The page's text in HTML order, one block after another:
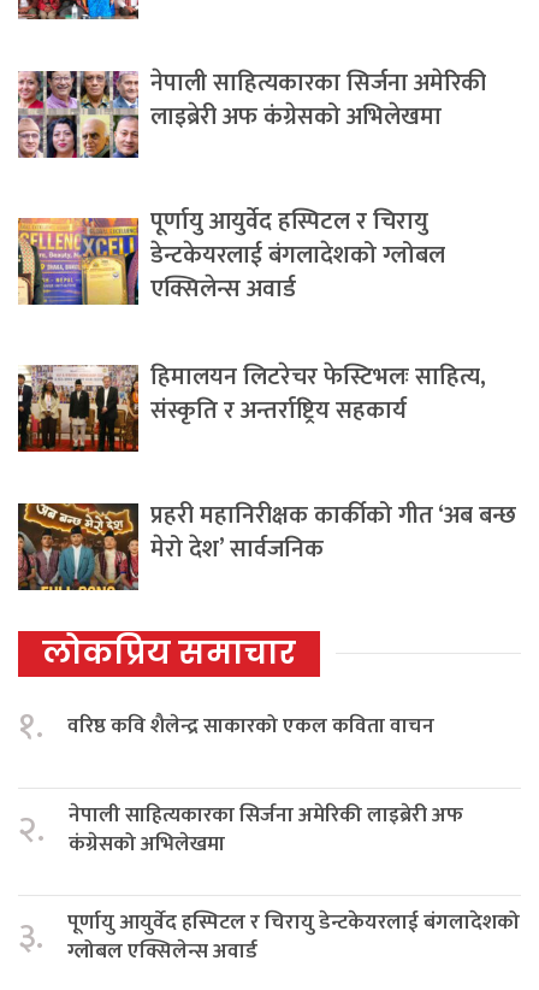
नेपाली साहित्यकारका सिर्जना अमेरिकी
लाइब्रेरी अफ कंग्रेसको अभिलेखमा
पूर्णायु आयुर्वेद हस्पिटल र चिरायु
डेन्टकेयरलाई बंगलादेशको ग्लोबल
एक्सिलेन्स अवार्ड
हिमालयन लिटरेचर फेस्टिभलः साहित्य,
संस्कृति र अन्तर्राष्ट्रिय सहकार्य
प्रहरी महानिरीक्षक कार्कीको गीत ‘अब बन्छ
मेरो देश’ सार्वजनिक
लोकप्रिय समाचार
१. वरिष्ठ कवि शैलेन्द्र साकारको एकल कविता वाचन
२.
नेपाली साहित्यकारका सिर्जना अमेरिकी लाइब्रेरी अफ
कंग्रेसको अभिलेखमा
३.
पूर्णायु आयुर्वेद हस्पिटल र चिरायु डेन्टकेयरलाई बंगलादेशको
ग्लोबल एक्सिलेन्स अवार्ड